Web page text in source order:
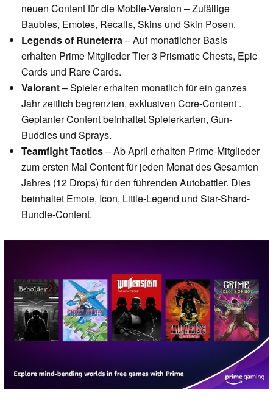
neuen Content für die Mobile-Version – Zufällige
Baubles, Emotes, Recalls, Skins und Skin Posen.
Legends of Runeterra – Auf monatlicher Basis
erhalten Prime Mitglieder Tier 3 Prismatic Chests, Epic
Cards und Rare Cards.
Valorant– Spieler erhalten monatlich für ein ganzes
Jahr zeitlich begrenzten, exklusiven Core-Content .
Geplanter Content beinhaltet Spielerkarten, Gun-
Buddies und Sprays.
Teamfight Tactics– Ab April erhalten Prime-Mitglieder
zum ersten Mal Content für jeden Monat des Gesamten
Jahres (12 Drops) für den führenden Autobattler. Dies
beinhaltet Emote, Icon, Little-Legend und Star-Shard-
Bundle-Content.